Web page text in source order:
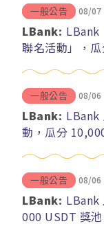
一般公告 08/07
LBank:
聯名活動」，
一般公告 08/06
LBank:
動，瓜分
一般公告 08/06
LBank: LBank
000 USDT 獎池